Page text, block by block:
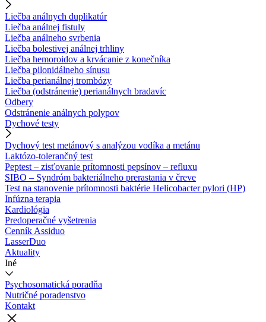
Liečba análnych duplikatúr
Liečba análnej fistuly
Liečba análneho svrbenia
Liečba bolestivej análnej trhliny
Liečba hemoroidov a krvácanie z konečníka
Liečba pilonidálneho sínusu
Liečba perianálnej trombózy
Liečba (odstránenie) perianálnych bradavíc
Odbery
Odstránenie análnych polypov
Dychové testy
Dychový test metánový s analýzou vodíka a metánu
Laktózo-tolerančný test
Peptest – zisťovanie prítomnosti pepsínov – refluxu
SIBO – Syndróm bakteriálneho prerastania v čreve
Test na stanovenie prítomnosti baktérie Helicobacter pylori (HP)
Infúzna terapia
Kardiológia
Predoperačné vyšetrenia
Cenník Assiduo
LasserDuo
Aktuality
Iné
Psychosomatická poradňa
Nutričné poradenstvo
Kontakt